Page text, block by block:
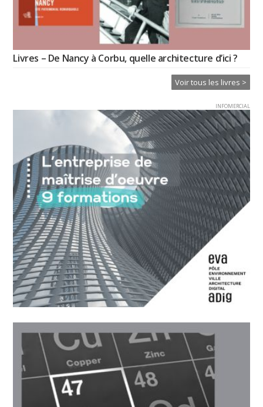
Livres – De Nancy à Corbu, quelle architecture d’ici ?
Voir tous les livres >
INFOMERCIAL